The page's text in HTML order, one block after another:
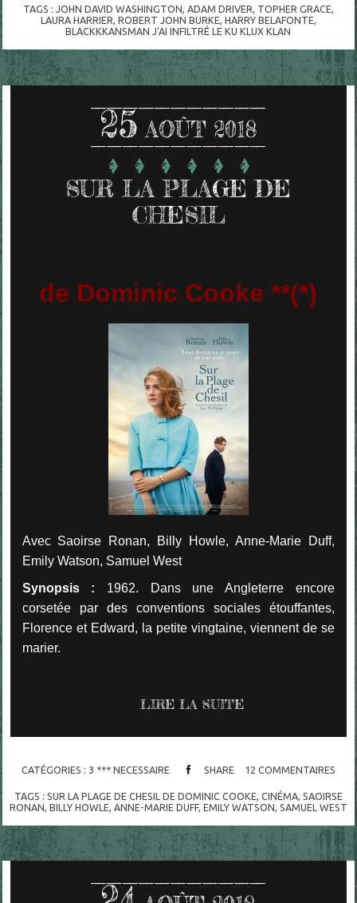
TAGS : JOHN DAVID WASHINGTON, ADAM DRIVER, TOPHER GRACE,
LAURA HARRIER, ROBERT JOHN BURKE, HARRY BELAFONTE,
BLACKKKANSMAN J'AI INFILTRÉ LE KU KLUX KLAN
25 AOÛT 2018
SUR LA PLAGE DE
CHESIL
de Dominic Cooke **(*)
Avec Saoirse Ronan, Billy Howle, Anne-Marie Duff,
Emily Watson, Samuel West
Synopsis :
1962. Dans une Angleterre encore
corsetée par des conventions sociales étouffantes,
Florence et Edward, la petite vingtaine, viennent de se
marier.
LIRE LA SUITE
CATÉGORIES : 3 *** NECESSAIRE SHARE 12 COMMENTAIRES
TAGS : SUR LA PLAGE DE CHESIL DE DOMINIC COOKE CINÉMA, SAOIRSE
RONAN BILLY HOWLE ANNE-MARIE DUFF, EMILY WATSON SAMUEL WEST